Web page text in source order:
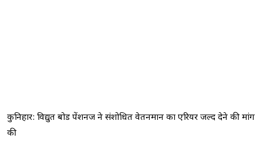
कुनिहार: विद्युत बोर्ड पेंशनर्ज ने संशोधित वेतनमान का एरियर जल्द देने की मांग
की